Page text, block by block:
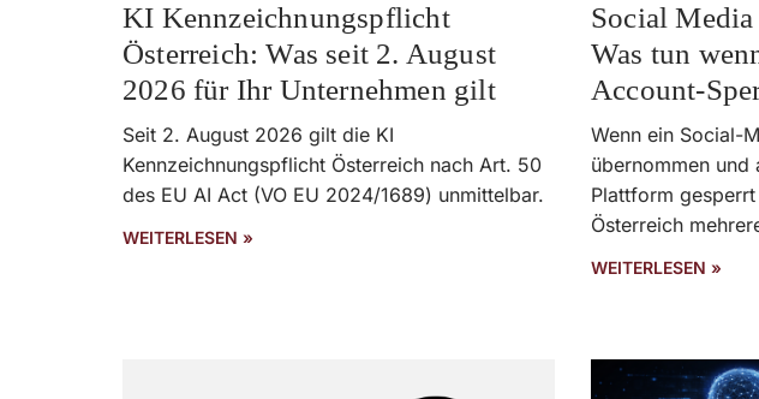
KI Kennzeichnungspflicht
Österreich: Was seit 2. August
2026 für Ihr Unternehmen gilt
Seit 2. August 2026 gilt die KI
Kennzeichnungspflicht Österreich nach Art. 50
des EU AI Act (VO EU 2024/1689) unmittelbar.
WEITERLESEN »
Social
Was tun
Account-
Wenn ein Social-
übernommen und
Plattform
Österreich
WEITERLESEN »